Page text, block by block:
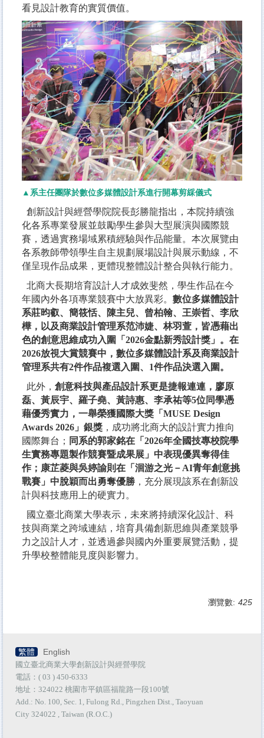
看見設計教育的實質價值。
▲系主任團隊於數位多媒體設計系進行開幕剪綵儀式
創新設計與經營學院院長彭勝龍指出，本院持續強
化各系專業發展並鼓勵學生參與大型展演與國際競
賽，透過實務場域累積經驗與作品能量。本次展覽由
各系教師帶領學生自主規劃展場設計與展示動線，不
僅呈現作品成果，更體現整體設計整合與執行能力。
北商大長期培育設計人才成效斐然，學生作品在今
年國內外各項專業競賽中大放異彩。 數位多媒體設計
系莊昀叡、簡筱恬、陳主兒、曾柏翰、王崇哲、李欣
樺，以及商業設計管理系范沛婕、林羽萱，皆憑藉出
色的創意思維成功入圍「2026金點新秀設計獎」。在
2026放視大賞競賽中，數位多媒體設計系及商業設計
管理系共有2件作品複選入圍、1件作品決選入圍。
此外， 創意科技與產品設計系更是捷報連連，廖原
磊、黃辰宇、羅子堯、黃詩惠、李承祐等5位同學憑
藉優秀實力，一舉榮獲國際大獎「MUSE Design
Awards 2026」銀獎 ，成功將北商大的設計實力推向
國際舞台； 同系的郭家銘在「2026年全國技專校院學
生實務專題製作競賽暨成果展」中表現優異奪得佳
作；康芷菱與吳婷諭則在「洄游之光－AI青年創意挑
戰賽」中脫穎而出勇奪優勝 ，充分展現該系在創新設
計與科技應用上的硬實力。
國立臺北商業大學表示，未來將持續深化設計、科
技與商業之跨域連結，培育具備創新思維與產業競爭
力之設計人才，並透過參與國內外重要展覽活動，提
升學校整體能見度與影響力。
瀏覽數: 425
繁體 English
國立臺北商業大學創新設計與經營學院
電話：( 03 ) 450-6333
地址：324022 桃園市平鎮區福龍路一段100號
Add.: No. 100, Sec. 1, Fulong Rd., Pingzhen Dist., Taoyuan
City 324022 , Taiwan (R.O.C.)